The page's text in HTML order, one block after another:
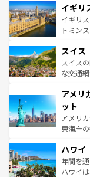
香り高
らに、
も豊か
を参照
顔を持
ルリン
してラ
は、お酒
ドイツ
イギリ
イギリ
トミン
リアご
ティー
戦など
ンツ一覧
スイス
スイス
な交通
の建物
博物館
ことが
者向け
着のスイ
アメリ
ット
アメリ
東海岸
のよう
ンメン
西部に
ハワイ
年間を
ハワイ